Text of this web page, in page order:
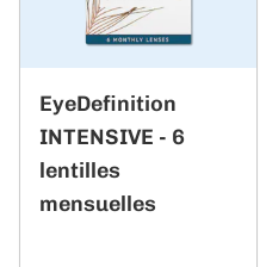
EyeDefinition
INTENSIVE - 6
lentilles
mensuelles